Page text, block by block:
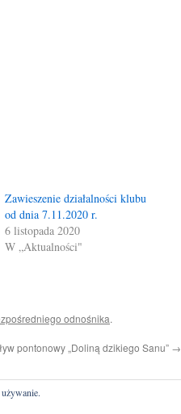
Zawieszenie działalności klubu
od dnia 7.11.2020 r.
6 listopada 2020
W „Aktualności"
odnośnika.
pontonowy „Doliną dzikiego Sanu” →